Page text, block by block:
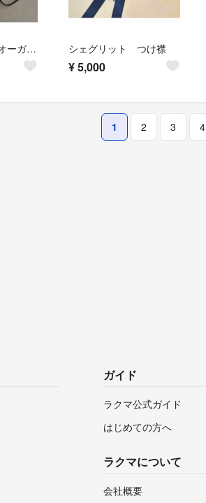
花柄刺繍つけ襟 オーガンジー 新品 大人かわいい フォーマル シェグリット つけ襟
¥5,000
1 2 3 4
ガイド
ラクマ公式ガイド
はじめての方へ
ラクマについて
会社概要